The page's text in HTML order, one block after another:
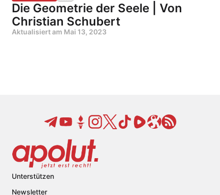
Die Geometrie der Seele | Von
Christian Schubert
Aktualisiert am Mai 13, 2023
Unterstützen
Newsletter